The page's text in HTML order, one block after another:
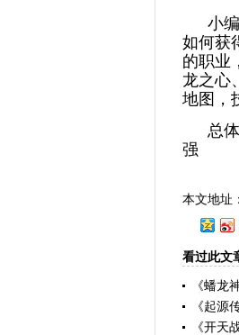
小
如何获
的职业
龙之心
地图，
总
强
本文地址：
看过此文
《蟠龙
《起源
《开天